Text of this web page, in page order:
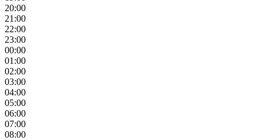
20:00
21:00
22:00
23:00
00:00
01:00
02:00
03:00
04:00
05:00
06:00
07:00
08:00